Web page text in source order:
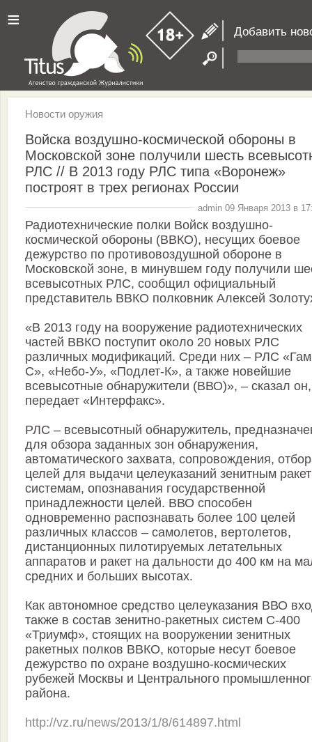
≡ Добавить
Новости оружия
Войска воздушно-космической обороны в
Московской зоне получили шесть
РЛС // В 2013 году РЛС типа «Воронеж»
построят в трех регионах России
admin 09 Января 2013 в
Радиотехнические полки Войск воздушно-
космической обороны (ВВКО), несущих боевое
дежурство по противовоздушной обороне в
Московской зоне, в минувшем году получили
всевысотных РЛС, сообщил официальный
представитель ВВКО полковник Алексей
«В 2013 году на вооружение радиотехнических
частей ВВКО поступит около 20 новых РЛС
различных модификаций. Среди них – РЛС
С», «Небо-У», «Подлет-К», а также новейшие
всевысотные обнаружители (ВВО)», – сказал он,
передает «Интерфакс».
РЛС – всевысотный обнаружитель,
для обзора заданных зон обнаружения,
автоматического захвата, сопровождения,
целей для выдачи целеуказаний зенитным
системам, опознавания государственной
принадлежности целей. ВВО способен
одновременно распознавать более 100 целей
различных классов – самолетов, вертолетов,
дистанционных пилотируемых летательных
аппаратов и ракет на дальности до 400 км на
средних и больших высотах.
Как автономное средство целеуказания ВВО
также в состав зенитно-ракетных систем С-400
«Триумф», стоящих на вооружении зенитных
ракетных полков ВВКО, которые несут боевое
дежурство по охране воздушно-космических
рубежей Москвы и Центрального
района.
http://vz.ru/news/2013/1/8/614897.html